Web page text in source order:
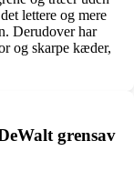
lettere og mere
Derudover har
og skarpe kæder,
grensav